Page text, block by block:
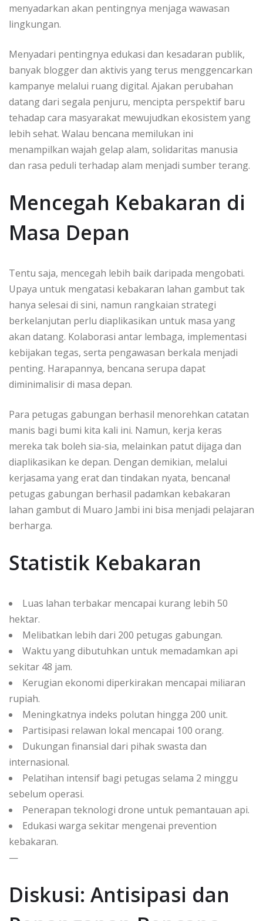
menyadarkan akan pentingnya menjaga wawasan
lingkungan.
Menyadari pentingnya edukasi dan kesadaran publik,
banyak blogger dan aktivis yang terus menggencarkan
kampanye melalui ruang digital. Ajakan perubahan
datang dari segala penjuru, mencipta perspektif baru
tehadap cara masyarakat mewujudkan ekosistem yang
lebih sehat. Walau bencana memilukan ini
menampilkan wajah gelap alam, solidaritas manusia
dan rasa peduli terhadap alam menjadi sumber terang.
Mencegah Kebakaran di
Masa Depan
Tentu saja, mencegah lebih baik daripada mengobati.
Upaya untuk mengatasi kebakaran lahan gambut tak
hanya selesai di sini, namun rangkaian strategi
berkelanjutan perlu diaplikasikan untuk masa yang
akan datang. Kolaborasi antar lembaga, implementasi
kebijakan tegas, serta pengawasan berkala menjadi
penting. Harapannya, bencana serupa dapat
diminimalisir di masa depan.
Para petugas gabungan berhasil menorehkan catatan
manis bagi bumi kita kali ini. Namun, kerja keras
mereka tak boleh sia-sia, melainkan patut dijaga dan
diaplikasikan ke depan. Dengan demikian, melalui
kerjasama yang erat dan tindakan nyata, bencana!
petugas gabungan berhasil padamkan kebakaran
lahan gambut di Muaro Jambi ini bisa menjadi pelajaran
berharga.
Statistik Kebakaran
Luas lahan terbakar mencapai kurang lebih 50
hektar.
Melibatkan lebih dari 200 petugas gabungan.
Waktu yang dibutuhkan untuk memadamkan api
sekitar 48 jam.
Kerugian ekonomi diperkirakan mencapai miliaran
rupiah.
Meningkatnya indeks polutan hingga 200 unit.
Partisipasi relawan lokal mencapai 100 orang.
Dukungan finansial dari pihak swasta dan
internasional.
Pelatihan intensif bagi petugas selama 2 minggu
sebelum operasi.
Penerapan teknologi drone untuk pemantauan api.
Edukasi warga sekitar mengenai prevention
kebakaran.
—
Diskusi: Antisipasi dan